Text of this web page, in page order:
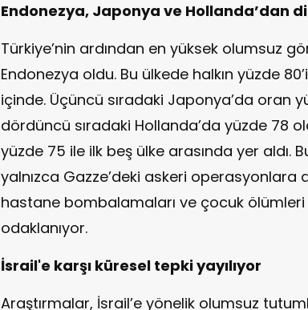
Endonezya, Japonya ve Hollanda’dan
Türkiye’nin ardından en yüksek olumsuz
Endonezya oldu. Bu ülkede halkın yüzde
içinde. Üçüncü sıradaki Japonya’da oran
dördüncü sıradaki Hollanda’da yüzde 78
yüzde 75 ile ilk beş ülke arasında yer aldı.
yalnızca Gazze’deki askeri operasyonlara
hastane bombalamaları ve çocuk
odaklanıyor.
İsrail'e karşı küresel tepki yayılıyor
Araştırmalar, İsrail’e yönelik olumsuz